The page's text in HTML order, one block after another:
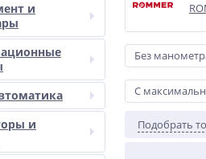
и
и
Без
С
Подобрать